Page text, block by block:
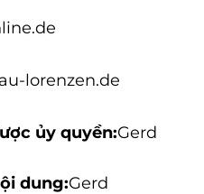
lorenzen.de
ủy quyền:Gerd
dung:Gerd